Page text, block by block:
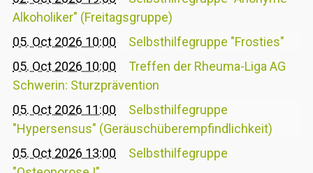
Alkoholiker" (Freitagsgruppe)
05. Oct 2026 10:00
Selbsthilfegruppe "Frosties"
05. Oct 2026 10:00
Treffen der Rheuma-Liga AG
Schwerin: Sturzprävention
05. Oct 2026 11:00
Selbsthilfegruppe
"Hypersensus" (Geräuschüberempfindlichkeit)
05. Oct 2026 13:00
Selbsthilfegruppe